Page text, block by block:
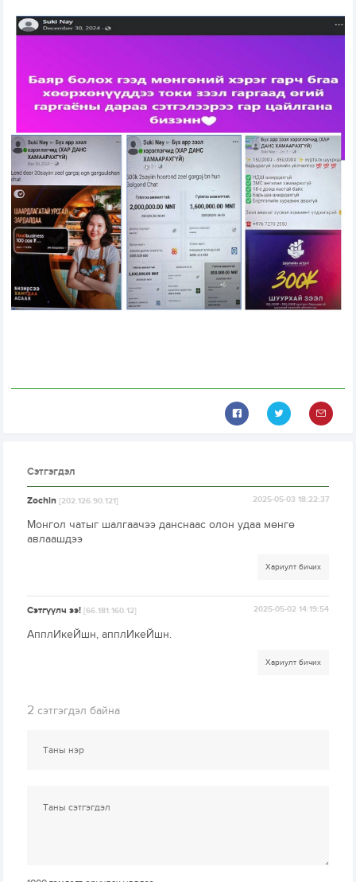
Сэтгэгдэл
Zochin[202.126.90.121] 2025-05-03 18:22:37
Монгол чатыг шалгаачээ данснаас олон удаа мөнгө
авлаашдээ
Хариулт бичих
Сэтгүүлч ээ![66.181.160.12] 2025-05-02 14:19:54
АпплИкеЙшн, апплИкеЙшн.
Хариулт бичих
2 сэтгэгдэл байна